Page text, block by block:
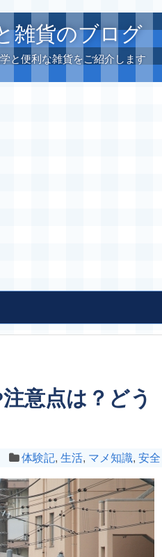
雑貨のブログ
と便利な雑貨をご紹介します
意点は？どう
体験記, 生活, マメ知識, 安全